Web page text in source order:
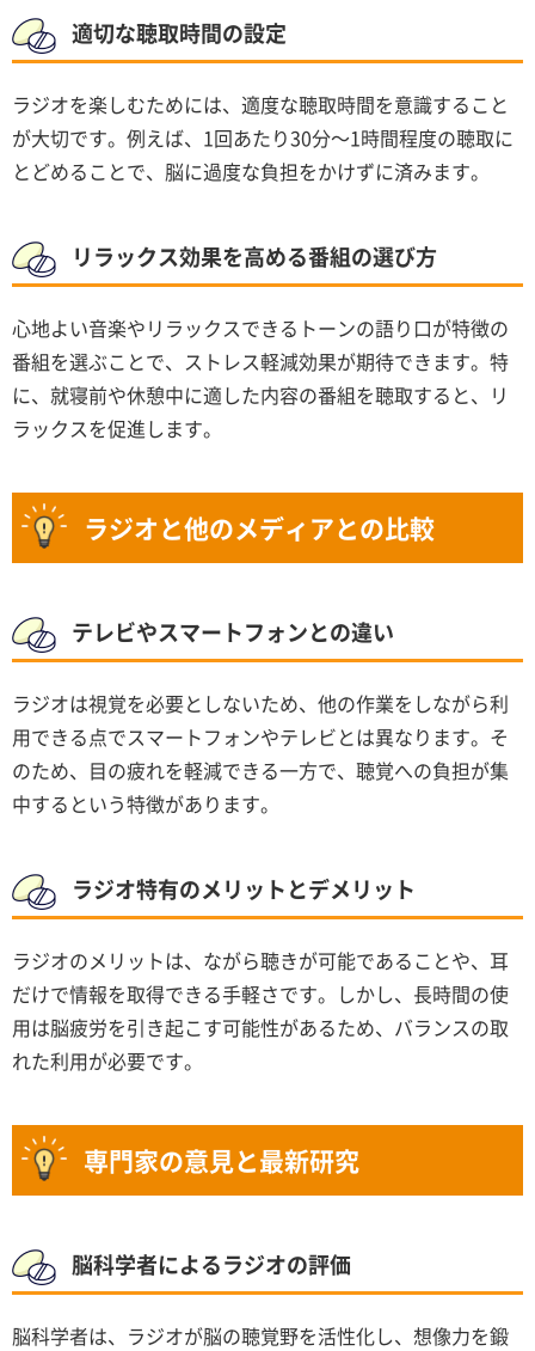
適切な聴取時間の設定
ラジオを楽しむためには、適度な聴取時間を意識すること
が大切です。例えば、1回あたり30分～1時間程度の聴取に
とどめることで、脳に過度な負担をかけずに済みます。
リラックス効果を高める番組の選び方
心地よい音楽やリラックスできるトーンの語り口が特徴の
番組を選ぶことで、ストレス軽減効果が期待できます。特
に、就寝前や休憩中に適した内容の番組を聴取すると、リ
ラックスを促進します。
ラジオと他のメディアとの比較
テレビやスマートフォンとの違い
ラジオは視覚を必要としないため、他の作業をしながら利
用できる点でスマートフォンやテレビとは異なります。そ
のため、目の疲れを軽減できる一方で、聴覚への負担が集
中するという特徴があります。
ラジオ特有のメリットとデメリット
ラジオのメリットは、ながら聴きが可能であることや、耳
だけで情報を取得できる手軽さです。しかし、長時間の使
用は脳疲労を引き起こす可能性があるため、バランスの取
れた利用が必要です。
専門家の意見と最新研究
脳科学者によるラジオの評価
脳科学者は、ラジオが脳の聴覚野を活性化し、想像力を鍛